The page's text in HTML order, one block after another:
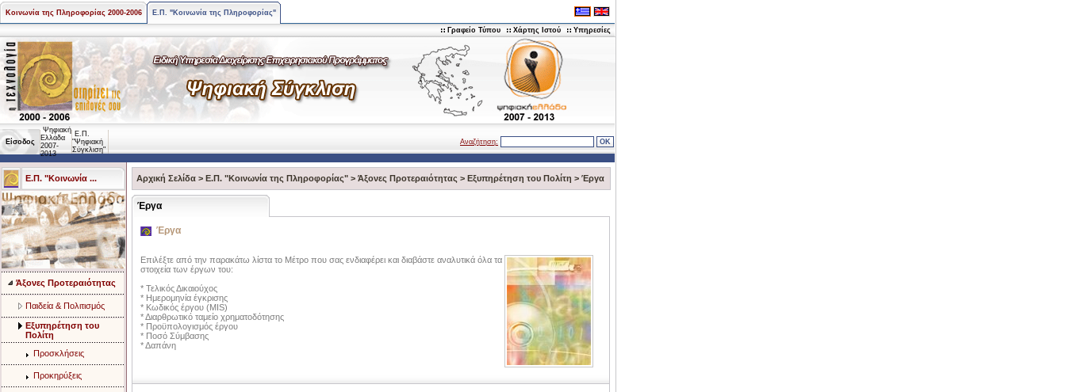
Κοινωνία της Πληροφορίας 2000-2006 Ε.Π. "Κοινωνία της Πληροφορίας"
Γραφείο Τύπου Χάρτης Ιστού Υπηρεσίες
Είσοδος
Ψηφιακή
Ελλάδα
2007-
2013
Ε.Π.
"Ψηφιακή
Σύγκλιση"
Αναζήτηση:
Ε.Π. "Κοινωνία ...
Άξονες Προτεραιότητας
Παιδεία & Πολιτισμός
Eξυπηρέτηση του
Πολίτη
Προσκλήσεις
Προκηρύξεις
Αρχική Σελίδα > Ε.Π. "Κοινωνία της Πληροφορίας" > Άξονες Προτεραιότητας > Eξυπηρέτηση του Πολίτη > Έργα
Έργα
Έργα
Επιλέξτε από την παρακάτω λίστα το Μέτρο που σας ενδιαφέρει και διαβάστε αναλυτικά όλα τα
στοιχεία των έργων του:
* Τελικός Δικαιούχος
* Ημερομηνία έγκρισης
* Κωδικός έργου (MIS)
* Διαρθρωτικό ταμείο χρηματοδότησης
* Προϋπολογισμός έργου
* Ποσό Σύμβασης
* Δαπάνη